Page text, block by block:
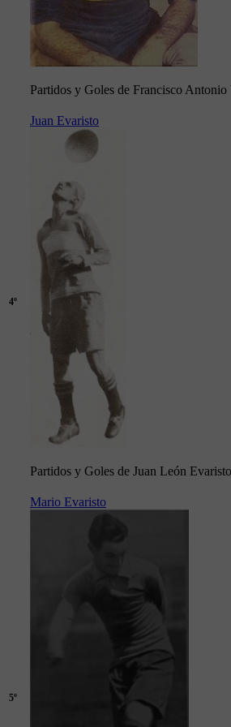
Partidos y Goles de Francisco Antonio
4º
Juan Evaristo
Partidos y Goles de Juan León Evaristo
5º
Mario Evaristo